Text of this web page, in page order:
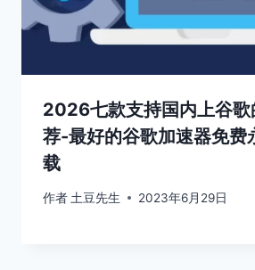
2026七款支持国内上谷歌
荐-最好的谷歌加速器免费
载
作者 土豆先生 2023年6月29日